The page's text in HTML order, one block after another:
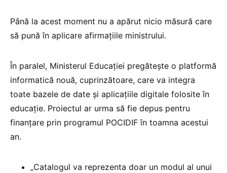
Până la acest moment nu a apărut nicio măsură care
să pună în aplicare afirmațiile ministrului.
În paralel, Ministerul Educației pregătește o platformă
informatică nouă, cuprinzătoare, care va integra
toate bazele de date și aplicațiile digitale folosite în
educație. Proiectul ar urma să fie depus pentru
finanțare prin programul POCIDIF în toamna acestui
an.
„Catalogul va reprezenta doar un modul al unui